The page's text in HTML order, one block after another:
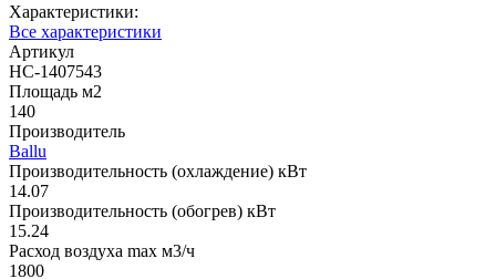
Характеристики:
Все характеристики
Артикул
НС-1407543
Площадь м2
140
Производитель
Ballu
Производительность (охлаждение) кВт
14.07
Производительность (обогрев) кВт
15.24
Расход воздуха max м3/ч
1800